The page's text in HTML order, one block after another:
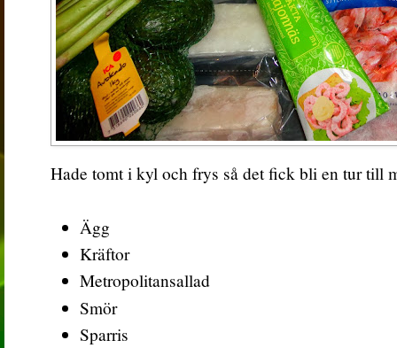
Hade tomt i kyl och frys så det fick bli en tur till
Ägg
Kräftor
Metropolitansallad
Smör
Sparris